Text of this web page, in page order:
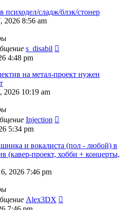
сладж/блэк/стонер
2026 8:56 am
s_disabil
4:48 pm
на метал-проект нужен
2026 10:19 am
Injection
5:34 pm
и вокалиста (пол - любой) в
(кавер-проект, хобби + концерты,
2026 7:46 pm
Alex3DX